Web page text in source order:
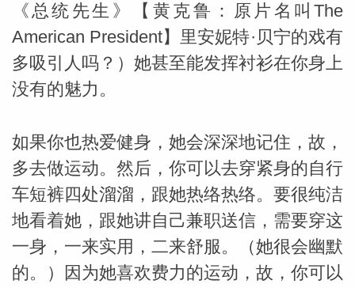
《总统先生》【黄克鲁：原片名叫The
American President】里安妮特·贝宁的戏有
多吸引人吗？）她甚至能发挥衬衫在你身上
没有的魅力。
如果你也热爱健身，她会深深地记住，故，
多去做运动。然后，你可以去穿紧身的自行
车短裤四处溜溜，跟她热络热络。要很纯洁
地看着她，跟她讲自己兼职送信，需要穿这
一身，一来实用，二来舒服。（她很会幽默
的。）因为她喜欢费力的运动，故，你可以